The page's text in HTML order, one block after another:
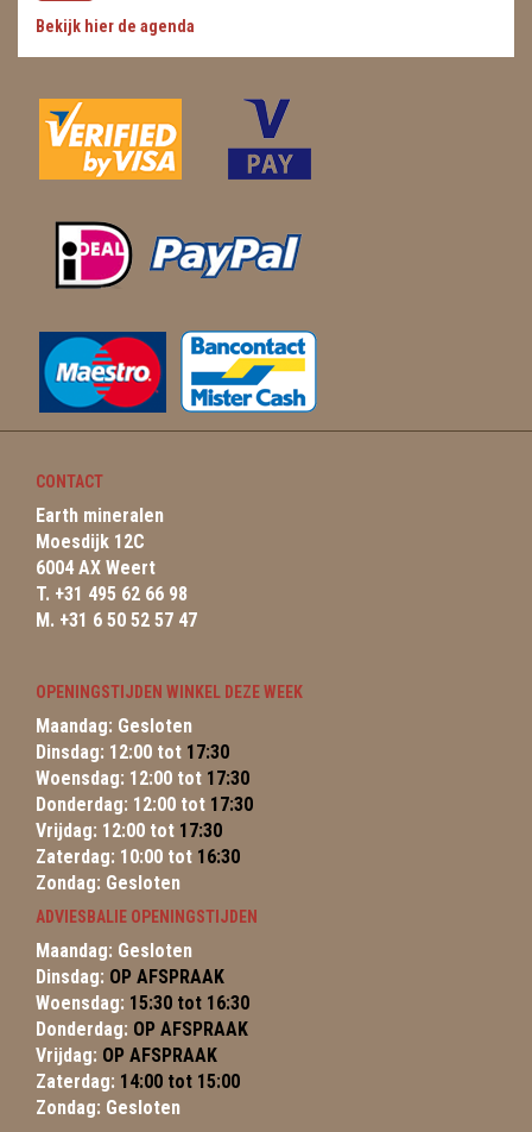
Bekijk hier de agenda
CONTACT
Earth mineralen
Moesdijk 12C
6004 AX Weert
T. +31 495 62 66 98
M. +31 6 50 52 57 47
OPENINGSTIJDEN WINKEL DEZE WEEK
Maandag: Gesloten
Dinsdag: 12:00 tot 17:30
Woensdag: 12:00 tot 17:30
Donderdag: 12:00 tot 17:30
Vrijdag: 12:00 tot 17:30
Zaterdag: 10:00 tot 16:30
Zondag: Gesloten
ADVIESBALIE OPENINGSTIJDEN
Maandag: Gesloten
Dinsdag: OP AFSPRAAK
Woensdag: 15:30 tot 16:30
Donderdag: OP AFSPRAAK
Vrijdag: OP AFSPRAAK
Zaterdag: 14:00 tot 15:00
Zondag: Gesloten